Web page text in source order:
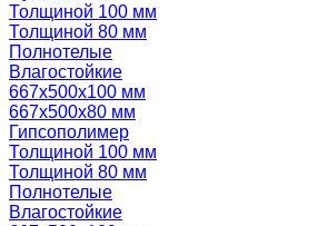
Толщиной 100 мм
Толщиной 80 мм
Полнотелые
Влагостойкие
667х500х100 мм
667х500х80 мм
Гипсополимер
Толщиной 100 мм
Толщиной 80 мм
Полнотелые
Влагостойкие